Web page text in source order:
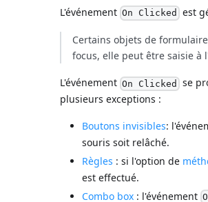
L'événement On Clicked est
Certains objets de
focus, elle peut être saisie à
L'événement On Clicked se
plusieurs exceptions :
Boutons invisibles:
souris soit relâché.
Règles : si l'option de
est effectué.
Combo box : l'événement